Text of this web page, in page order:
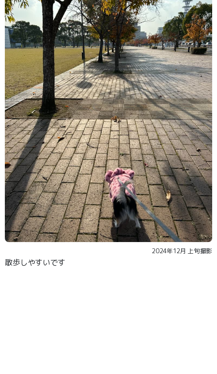
2024年12月 上旬撮影
散歩しやすいです